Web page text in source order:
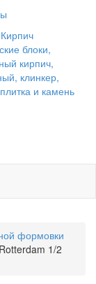
формовки
1/2